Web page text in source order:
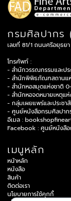
กรมศิลปากร
เลขที่ 81/1 ถนนศรีอยุธย
โทรศัพท์ :
- สำนักวรรณกรรมและป
- สำนักพิพิธภัณฑสถานแ
- สำนักหอสมุดแห่งชาติ
- สำนักหอจดหมายเหตุแห่
- กลุ่มเผยแพร่และประช
- ศูนย์หนังสือกรมศิลปาก
อีเมล :
Facebook : ศูนย์หนังสื
เมนูหลัก
หน้าหลัก
หนังสือ
สินค้า
ติดต่อเรา
นโยบายการใช้คุกกี้